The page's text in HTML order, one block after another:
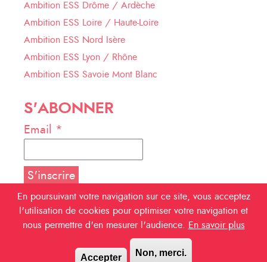
Ambition ESS Drôme / Ardèche
Ambition ESS Loire / Haute-Loire
Ambition ESS Nord Isère
Ambition ESS Lyon / Rhône
Ambition ESS Savoie Mont Blanc
S'ABONNER
Email *
NOUS SUIVRE
En poursuivant votre navigation sur ce site, vous acceptez
l'utilisation de cookies pour optimiser votre navigation et
nous permettre d'en mesurer l'audience.
En savoir plus
Accepter Non, merci.